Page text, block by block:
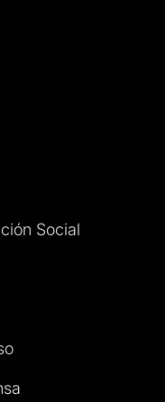
Social